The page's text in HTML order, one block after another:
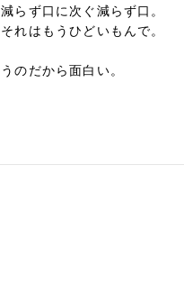
らず口に次ぐ減らず口。
れはもうひどいもんで。
のだから面白い。